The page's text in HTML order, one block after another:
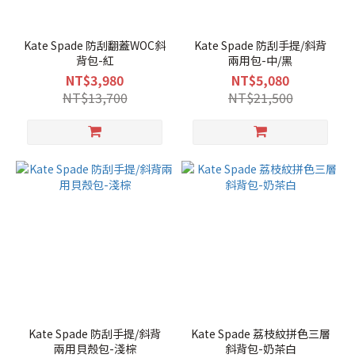
Kate Spade 防刮翻蓋WOC斜
背包-紅
NT$3,980
NT$13,700
Kate Spade 防刮手提/斜背
兩用包-中/黑
NT$5,080
NT$21,500
Kate Spade 防刮手提/斜背
兩用貝殼包-淺棕
Kate Spade 荔枝紋拼色三層
斜背包-奶茶白